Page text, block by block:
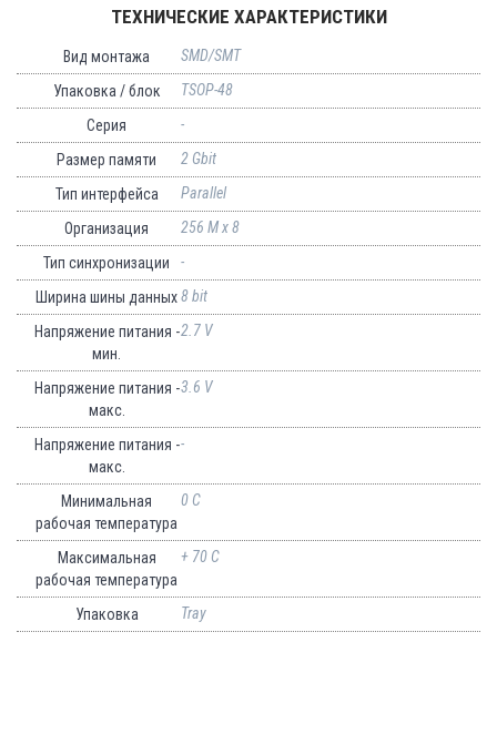
ТЕХНИЧЕСКИЕ ХАРАКТЕРИСТИКИ
Вид монтажа
SMD/SMT
Упаковка / блок
TSOP-48
Серия
-
Размер памяти
2 Gbit
Тип интерфейса
Parallel
Организация
256 M x 8
Тип синхронизации
-
Ширина шины данных8 bit
Напряжение питания -
мин.
2.7 V
Напряжение питания -
макс.
3.6 V
Напряжение питания -
макс.
-
Минимальная
рабочая температура
0 C
Максимальная
рабочая температура
+ 70 C
Упаковка Tray